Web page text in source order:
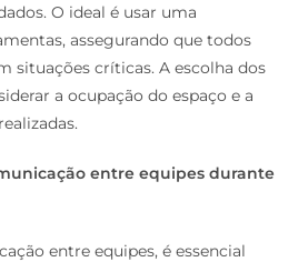
O ideal é usar uma
assegurando que todos
situações críticas. A escolha dos
a ocupação do espaço e a
entre equipes durante
entre equipes, é essencial